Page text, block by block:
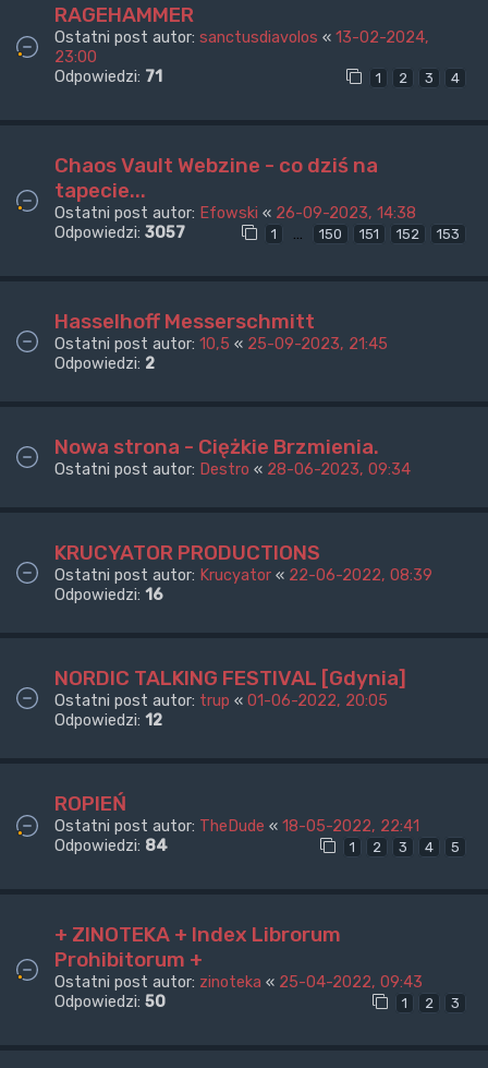
RAGEHAMMER
Ostatni post autor: sanctusdiavolos « 13-02-2024,
23:00
Odpowiedzi: 71 1 2 3 4
Chaos Vault Webzine - co dziś na
tapecie...
Ostatni post autor: Efowski « 26-09-2023, 14:38
Odpowiedzi: 3057 1 … 150 151 152 153
Hasselhoff Messerschmitt
Ostatni post autor: 10,5 « 25-09-2023, 21:45
Odpowiedzi: 2
Nowa strona - Ciężkie Brzmienia.
Ostatni post autor: Destro « 28-06-2023, 09:34
KRUCYATOR PRODUCTIONS
Ostatni post autor: Krucyator « 22-06-2022, 08:39
Odpowiedzi: 16
NORDIC TALKING FESTIVAL [Gdynia]
Ostatni post autor: trup « 01-06-2022, 20:05
Odpowiedzi: 12
ROPIEŃ
Ostatni post autor: TheDude « 18-05-2022, 22:41
Odpowiedzi: 84 1 2 3 4 5
+ ZINOTEKA + Index Librorum
Prohibitorum +
Ostatni post autor: zinoteka « 25-04-2022, 09:43
Odpowiedzi: 50 1 2 3